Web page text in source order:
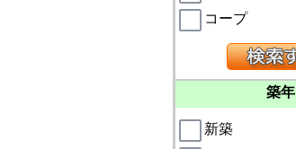
コープ
築年
新築